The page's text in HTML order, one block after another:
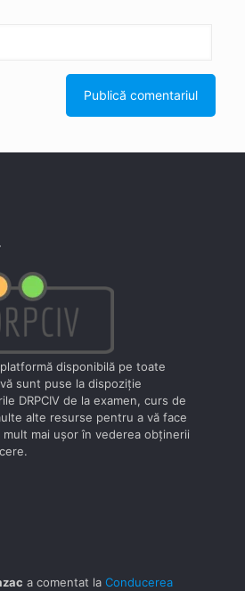
disponibilă pe toate
sunt puse la dispoziţie
DRPCIV de la examen, curs de
alte resurse pentru a vă face
mai uşor în vederea obţinerii
a comentat la Conducerea